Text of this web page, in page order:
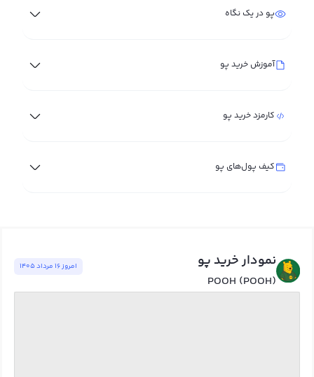
پو در یک نگاه
آموزش خرید پو
کارمزد خرید پو
کیف پول‌های پو
نمودار خرید پو
POOH (POOH)
امروز ١٦ مرداد ١٤٠٥